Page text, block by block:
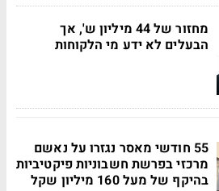
מחזור של 44 מיליון ש', אך
הבעלים לא ידע מי הלקוחות
55 חודשי מאסר נגזרו על נאשם
מרכזי בפרשת חשבוניות פיקטיביות
בהיקף של מעל 160 מיליון שקל